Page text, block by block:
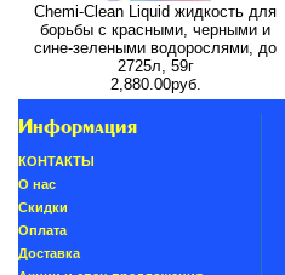
Chemi-Clean Liquid жидкость для
борьбы с красными, черными и
сине-зелеными водорослями, до
2725л, 59г
2,880.00руб.
Информация
КОНТАКТЫ
О нас
Скидки
Oплатa
Доставка